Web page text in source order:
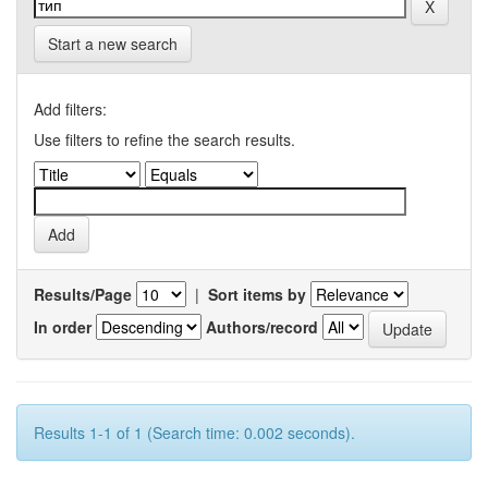
Start a new search
Add filters:
Use filters to refine the search results.
Results/Page | Sort items by
In order
Authors/record
Results 1-1 of 1 (Search time: 0.002 seconds).